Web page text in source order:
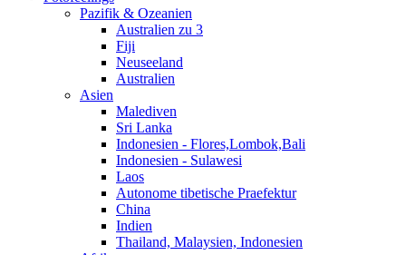
Pazifik & Ozeanien
Australien zu 3
Fiji
Neuseeland
Australien
Asien
Malediven
Sri Lanka
Indonesien - Flores,Lombok,Bali
Indonesien - Sulawesi
Laos
Autonome tibetische Praefektur
China
Indien
Thailand, Malaysien, Indonesien